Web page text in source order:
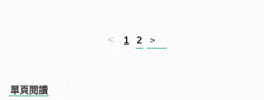
< 1 2 >
單頁閱讀